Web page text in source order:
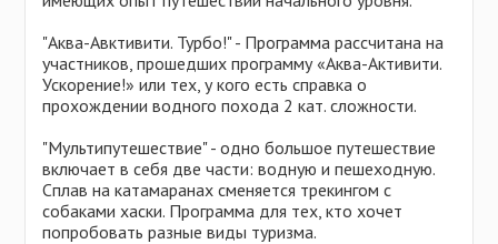
"Аква-Авктивити. Турбо!" - Программа рассчитана на
участников, прошедших программу «Аква-Активити.
Ускорение!» или тех, у кого есть справка о
прохождении водного похода 2 кат. сложности.
"Мультипутешествие" - одно большое путешествие
включает в себя две части: водную и пешеходную.
Сплав на катамаранах сменяется трекингом с
собаками хаски. Программа для тех, кто хочет
попробовать разные виды туризма.